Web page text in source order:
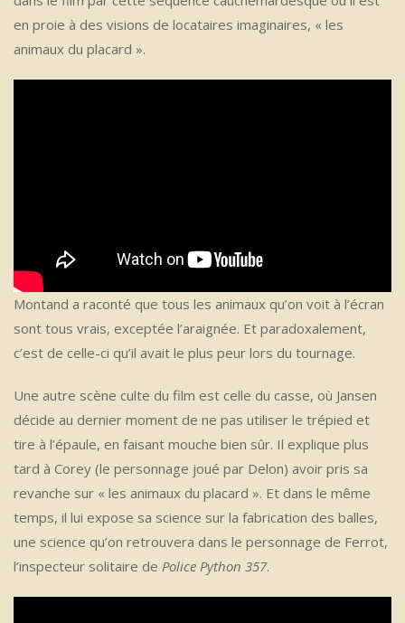
en proie à des visions de locataires imaginaires, « les
animaux du placard ».
Montand a raconté que tous les animaux qu’on voit à l’écran
sont tous vrais, exceptée l’araignée. Et paradoxalement,
c’est de celle-ci qu’il avait le plus peur lors du tournage.
Une autre scène culte du film est celle du casse, où Jansen
décide au dernier moment de ne pas utiliser le trépied et
tire à l’épaule, en faisant mouche bien sûr. Il explique plus
tard à Corey (le personnage joué par Delon) avoir pris sa
revanche sur « les animaux du placard ». Et dans le même
temps, il lui expose sa science sur la fabrication des balles,
une science qu’on retrouvera dans le personnage de Ferrot,
l’inspecteur solitaire de Police Python 357.